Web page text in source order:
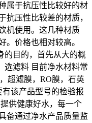
属于抗压性比较好的材
抗压性比较差的材质，
机使用。这几种材质
。价格也相对较高。
的目的，首先从大的概
选滤料 目前净水材料常
超滤膜，RO膜，石英
该产品型号的检验报
供健康好水，每一个
备通过净水产品质量监